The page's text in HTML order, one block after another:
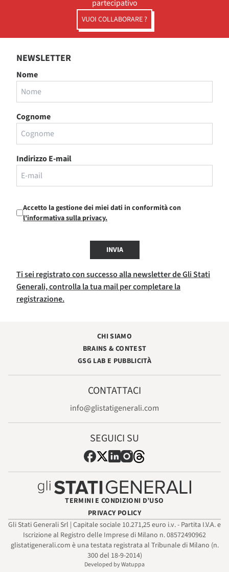
partecipativo
VUOI COLLABORARE ?
NEWSLETTER
Nome
Cognome
Indirizzo E-mail
Accetto la gestione dei miei dati in conformità con
l'informativa sulla privacy.
INVIA
Ti sei registrato con successo alla newsletter de Gli Stati
Generali, controlla la tua mail per completare la
registrazione.
CHI SIAMO
BRAINS & CONTEST
GSG LAB E PUBBLICITÀ
CONTATTACI
info@glistatigenerali.com
SEGUICI SU
TERMINI E CONDIZIONI D’USO
PRIVACY POLICY
Gli Stati Generali Srl | Capitale sociale 10.271,25 euro i.v. - Partita I.V.A. e
Iscrizione al Registro delle Imprese di Milano n. 08572490962
glistatigenerali.com è una testata registrata al Tribunale di Milano (n.
300 del 18-9-2014)
Developed by Watuppa